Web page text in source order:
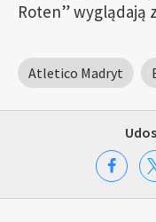
Roten” wyglądają
Atletico Madryt